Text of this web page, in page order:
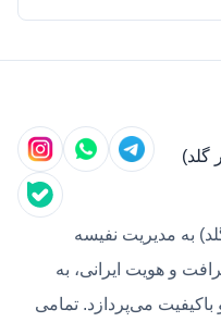
به مدیریت نفیسه
و هویت ایرانی، به
می‌پردازد. تمامی